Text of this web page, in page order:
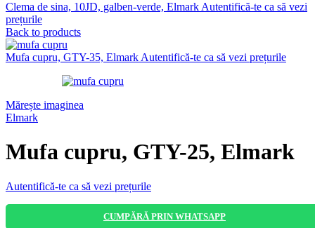
Clema de sina, 10JD, galben-verde, Elmark Autentifică-te ca să vezi
prețurile
Back to products
Mufa cupru, GTY-35, Elmark Autentifică-te ca să vezi prețurile
Mărește imaginea
Elmark
Mufa cupru, GTY-25, Elmark
Autentifică-te ca să vezi prețurile
CUMPĂRĂ PRIN WHATSAPP